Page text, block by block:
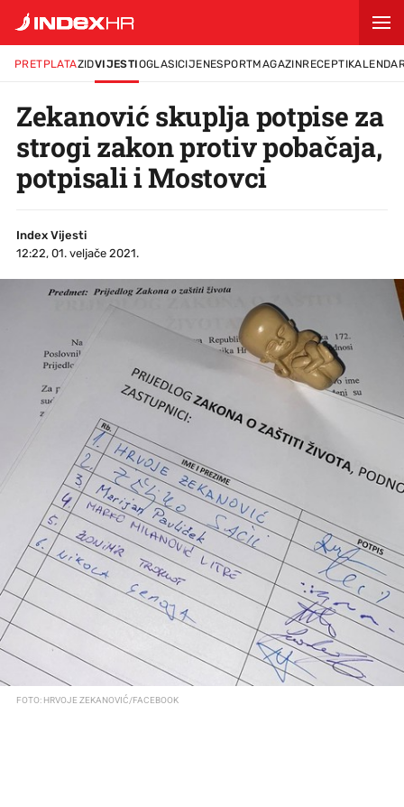
PRETPLATAZIDVIJESTIOGLASICIJENESPORTMAGAZINRECEPTI
Zekanović skuplja potpise za
strogi zakon protiv pobačaja,
potpisali i Mostovci
Index Vijesti
12:22, 01. veljače 2021.
FOTO: HRVOJE ZEKANOVIĆ/FACEBOOK